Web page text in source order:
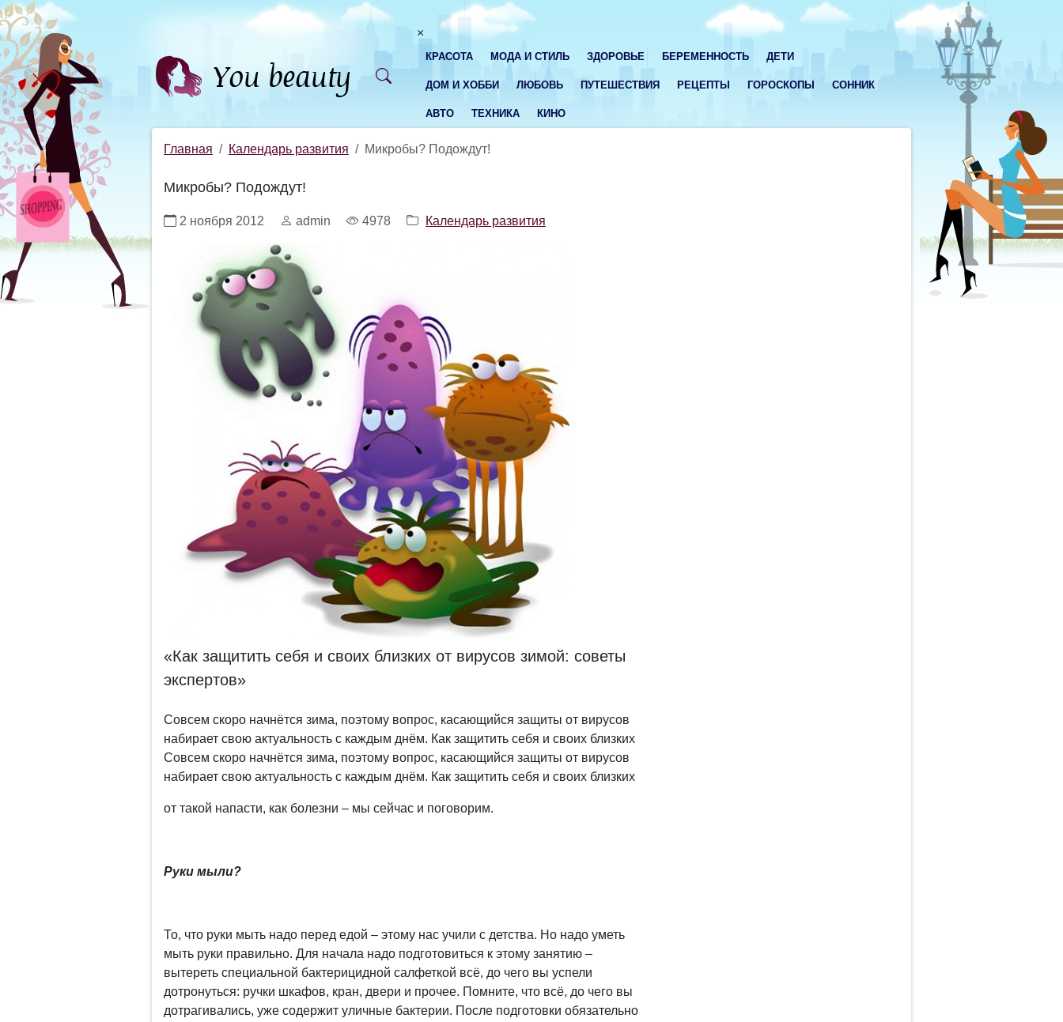
×
КРАСОТА МОДА И СТИЛЬ ЗДОРОВЬЕ БЕРЕМЕННОСТЬ ДЕТИ
ДОМ И ХОББИ ЛЮБОВЬ ПУТЕШЕСТВИЯ РЕЦЕПТЫ ГОРОСКОПЫ СОННИК
АВТО ТЕХНИКА КИНО
Главная Календарь развития Микробы? Подождут!
Микробы? Подождут!
2 ноября 2012 admin 4978 Календарь развития
«Как защитить себя и своих близких от вирусов зимой: советы
экспертов»
Совсем скоро начнётся зима, поэтому вопрос, касающийся защиты от вирусов
набирает свою актуальность с каждым днём. Как защитить себя и своих близких
Совсем скоро начнётся зима, поэтому вопрос, касающийся защиты от вирусов
набирает свою актуальность с каждым днём. Как защитить себя и своих близких
от такой напасти, как болезни – мы сейчас и поговорим.
Руки мыли?
То, что руки мыть надо перед едой – этому нас учили с детства. Но надо уметь
мыть руки правильно. Для начала надо подготовиться к этому занятию –
вытереть специальной бактерицидной салфеткой всё, до чего вы успели
дотронуться: ручки шкафов, кран, двери и прочее. Помните, что всё, до чего вы
дотрагивались, уже содержит уличные бактерии. После подготовки обязательно